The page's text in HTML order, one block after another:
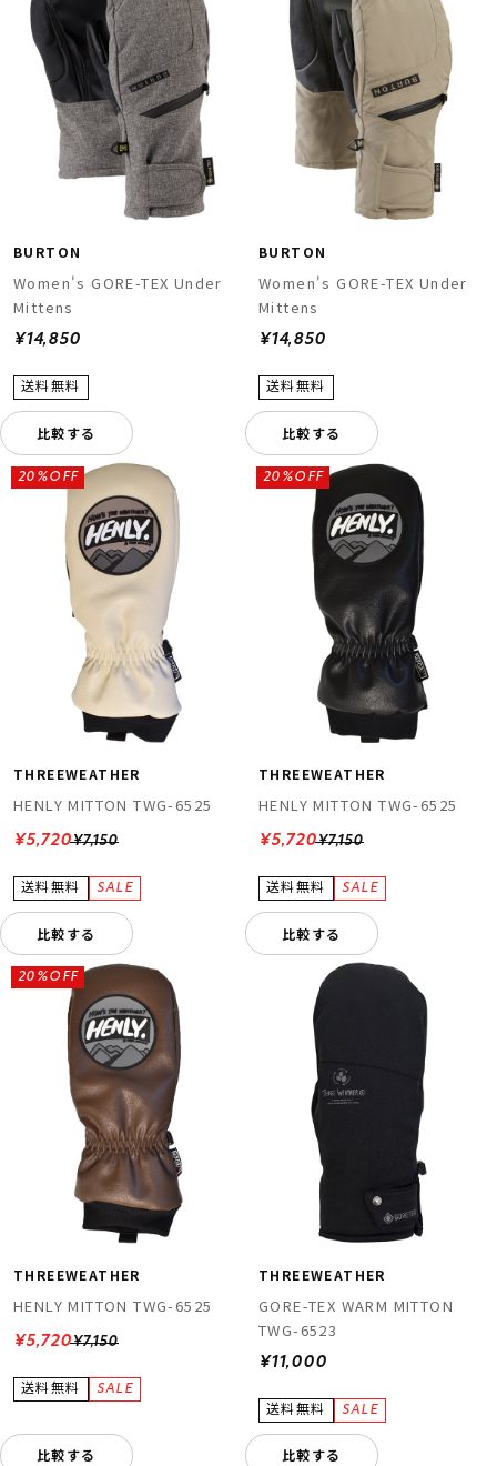
BURTON
Women's GORE-TEX Under
Mittens
¥14,850
比較する
BURTON
Women's GORE-TEX Under
Mittens
¥14,850
比較する
THREEWEATHER
HENLY MITTON TWG-6525
¥7,150
20%OFF
¥5,720
比較する
THREEWEATHER
HENLY MITTON TWG-6525
¥7,150
20%OFF
¥5,720
比較する
THREEWEATHER
HENLY MITTON TWG-6525
¥7,150
20%OFF
¥5,720
比較する
THREEWEATHER
GORE-TEX WARM MITTON
TWG-6523
¥11,000
比較する